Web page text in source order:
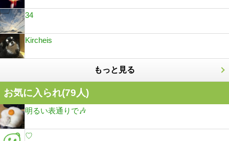
34
Kircheis
もっと見る
お気に入られ(79人)
明るい表通りで🎶
♡